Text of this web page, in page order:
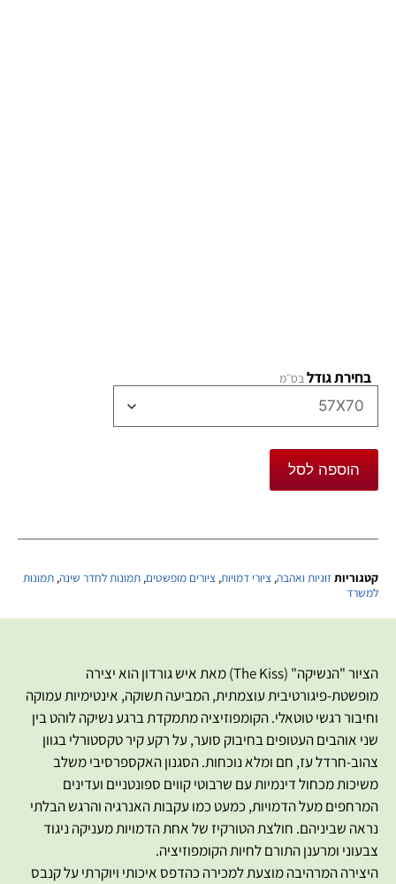
בחירת גודל
הוספה לסל
קטגוריות זוגיות ואהבה, ציורי דמויות, ציורים מופשטים, תמונות לחדר שינה, תמונות
למשרד
הציור "הנשיקה" (The Kiss) מאת איש גורדון הוא יצירה
מופשטת-פיגורטיבית עוצמתית, המביעה תשוקה, אינטימיות עמוקה
וחיבור רגשי טוטאלי. הקומפוזיציה מתמקדת ברגע נשיקה לוהט בין
שני אוהבים העטופים בחיבוק סוער, על רקע קיר טקסטורלי בגוון
צהוב-חרדל עז, חם ומלא נוכחות. הסגנון האקספרסיבי משלב
משיכות מכחול דינמיות עם שרבוטי קווים ספונטניים ועדינים
המרחפים מעל הדמויות, כמעט כמו עקבות האנרגיה והרגש הבלתי
נראה שביניהם. חולצת הטורקיז של אחת הדמויות מעניקה ניגוד
צבעוני ומרענן התורם לחיות הקומפוזיציה.
היצירה המרהיבה מוצעת למכירה כהדפס איכותי ויוקרתי על קנבס